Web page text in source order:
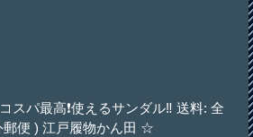
スパ最高❗️使えるサンダル‼️ 送料: 全
郵便 ) 江戸履物かん田 ☆